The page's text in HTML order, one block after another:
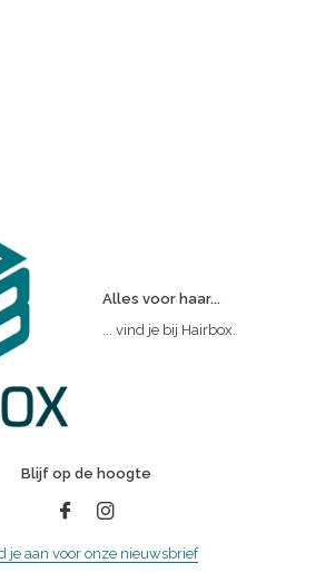
Alles voor haar...
... vind je bij Hairbox.
Blijf op de hoogte
je aan voor onze nieuwsbrief